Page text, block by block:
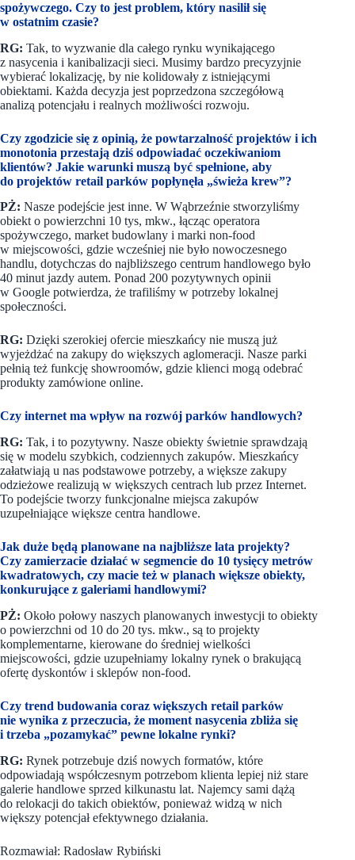
spożywczego. Czy to jest problem, który nasilił się
w ostatnim czasie?
RG: Tak, to wyzwanie dla całego rynku wynikającego
z nasycenia i kanibalizacji sieci. Musimy bardzo precyzyjnie
wybierać lokalizację, by nie kolidowały z istniejącymi
obiektami. Każda decyzja jest poprzedzona szczegółową
analizą potencjału i realnych możliwości rozwoju.
Czy zgodzicie się z opinią, że powtarzalność projektów i ich
monotonia przestają dziś odpowiadać oczekiwaniom
klientów? Jakie warunki muszą być spełnione, aby
do projektów retail parków popłynęła „świeża krew”?
PŻ: Nasze podejście jest inne. W Wąbrzeźnie stworzyliśmy
obiekt o powierzchni 10 tys, mkw., łącząc operatora
spożywczego, market budowlany i marki non-food
w miejscowości, gdzie wcześniej nie było nowoczesnego
handlu, dotychczas do najbliższego centrum handlowego było
40 minut jazdy autem. Ponad 200 pozytywnych opinii
w Google potwierdza, że trafiliśmy w potrzeby lokalnej
społeczności.
RG: Dzięki szerokiej ofercie mieszkańcy nie muszą już
wyjeżdżać na zakupy do większych aglomeracji. Nasze parki
pełnią też funkcję showroomów, gdzie klienci mogą odebrać
produkty zamówione online.
Czy internet ma wpływ na rozwój parków handlowych?
RG: Tak, i to pozytywny. Nasze obiekty świetnie sprawdzają
się w modelu szybkich, codziennych zakupów. Mieszkańcy
załatwiają u nas podstawowe potrzeby, a większe zakupy
odzieżowe realizują w większych centrach lub przez Internet.
To podejście tworzy funkcjonalne miejsca zakupów
uzupełniające większe centra handlowe.
Jak duże będą planowane na najbliższe lata projekty?
Czy zamierzacie działać w segmencie do 10 tysięcy metrów
kwadratowych, czy macie też w planach większe obiekty,
konkurujące z galeriami handlowymi?
PŻ: Około połowy naszych planowanych inwestycji to obiekty
o powierzchni od 10 do 20 tys. mkw., są to projekty
komplementarne, kierowane do średniej wielkości
miejscowości, gdzie uzupełniamy lokalny rynek o brakującą
ofertę dyskontów i sklepów non-food.
Czy trend budowania coraz większych retail parków
nie wynika z przeczucia, że moment nasycenia zbliża się
i trzeba „pozamykać” pewne lokalne rynki?
RG: Rynek potrzebuje dziś nowych formatów, które
odpowiadają współczesnym potrzebom klienta lepiej niż stare
galerie handlowe sprzed kilkunastu lat. Najemcy sami dążą
do relokacji do takich obiektów, ponieważ widzą w nich
większy potencjał efektywnego działania.
Rozmawiał: Radosław Rybiński